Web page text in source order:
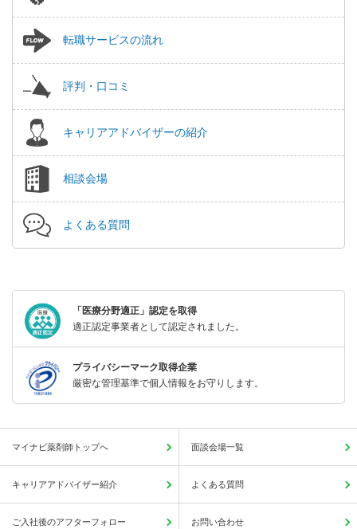
転職サービスの流れ
評判・口コミ
キャリアアドバイザーの紹介
相談会場
よくある質問
「医療分野適正」認定を取得
適正認定事業者として認定されました。
プライバシーマーク取得企業
厳密な管理基準で個人情報をお守りします。
マイナビ薬剤師トップへ 面談会場一覧
キャリアアドバイザー紹介 よくある質問
ご入社後のアフターフォロー お問い合わせ